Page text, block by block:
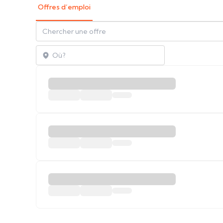
Offres d’emploi